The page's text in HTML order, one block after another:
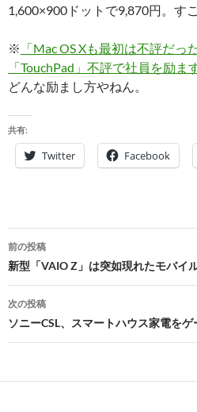
1,600×900ドットで9,870円。す
※ 「Mac OS Xも最初は不評だっ
「TouchPad」不評で社員を励ま
どんな励まし方やねん。
共有:
Twitter Facebook
投
稿
ナ
ビ
ー
前の投稿
新型「VAIO Z」は突如現れたモバイ
次の投稿
ソニーCSL、スマートハウス家電を